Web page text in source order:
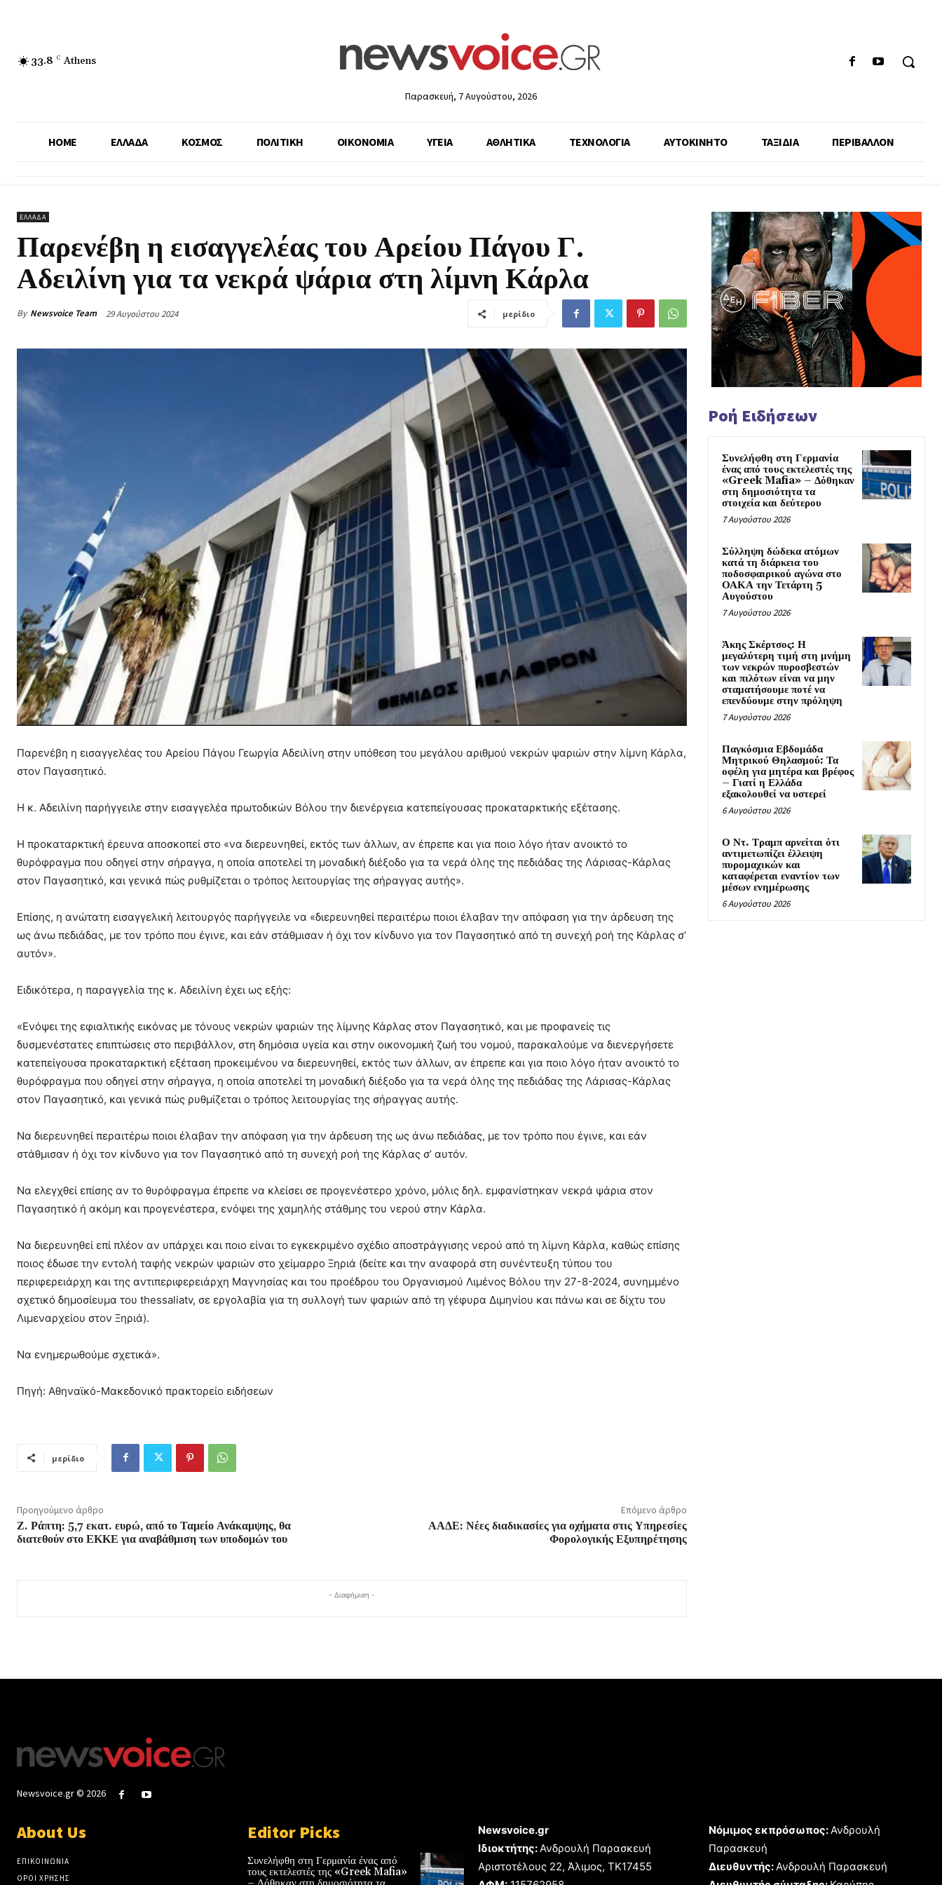
33.8 C Athens
Παρασκευή, 7 Αυγούστου, 2026
HOME ΕΛΛΑΔΑ ΚΟΣΜΟΣ ΠΟΛΙΤΙΚΗ ΟΙΚΟΝΟΜΙΑ ΥΓΕΙΑ ΑΘΛΗΤΙΚΑ ΤΕΧΝΟΛΟΓΙΑ ΑΥΤΟΚΙΝΗΤΟ ΤΑΞΙΔΙΑ ΠΕΡΙΒΑΛΛΟΝ
ΕΛΛΑΔΑ
Παρενέβη η εισαγγελέας του Αρείου Πάγου Γ.
Αδειλίνη για τα νεκρά ψάρια στη λίμνη Κάρλα
By Newsvoice Team 29 Αυγούστου 2024 μερίδιο
Παρενέβη η εισαγγελέας του Αρείου Πάγου Γεωργία Αδειλίνη στην υπόθεση του μεγάλου αριθμού νεκρών ψαριών στην λίμνη Κάρλα,
στον Παγασητικό.
Η κ. Αδειλίνη παρήγγειλε στην εισαγγελέα πρωτοδικών Βόλου την διενέργεια κατεπείγουσας προκαταρκτικής εξέτασης.
Η προκαταρκτική έρευνα αποσκοπεί στο «να διερευνηθεί, εκτός των άλλων, αν έπρεπε και για ποιο λόγο ήταν ανοικτό το
θυρόφραγμα που οδηγεί στην σήραγγα, η οποία αποτελεί τη μοναδική διέξοδο για τα νερά όλης της πεδιάδας της Λάρισας-Κάρλας
στον Παγασητικό, και γενικά πώς ρυθμίζεται ο τρόπος λειτουργίας της σήραγγας αυτής».
Επίσης, η ανώτατη εισαγγελική λειτουργός παρήγγειλε να «διερευνηθεί περαιτέρω ποιοι έλαβαν την απόφαση για την άρδευση της
ως άνω πεδιάδας, με τον τρόπο που έγινε, και εάν στάθμισαν ή όχι τον κίνδυνο για τον Παγασητικό από τη συνεχή ροή της Κάρλας σ’
αυτόν».
Ειδικότερα, η παραγγελία της κ. Αδειλίνη έχει ως εξής:
«Ενόψει της εφιαλτικής εικόνας με τόνους νεκρών ψαριών της λίμνης Κάρλας στον Παγασητικό, και με προφανείς τις
δυσμενέστατες επιπτώσεις στο περιβάλλον, στη δημόσια υγεία και στην οικονομική ζωή του νομού, παρακαλούμε να διενεργήσετε
κατεπείγουσα προκαταρκτική εξέταση προκειμένου να διερευνηθεί, εκτός των άλλων, αν έπρεπε και για ποιο λόγο ήταν ανοικτό το
θυρόφραγμα που οδηγεί στην σήραγγα, η οποία αποτελεί τη μοναδική διέξοδο για τα νερά όλης της πεδιάδας της Λάρισας-Κάρλας
στον Παγασητικό, και γενικά πώς ρυθμίζεται ο τρόπος λειτουργίας της σήραγγας αυτής.
Να διερευνηθεί περαιτέρω ποιοι έλαβαν την απόφαση για την άρδευση της ως άνω πεδιάδας, με τον τρόπο που έγινε, και εάν
στάθμισαν ή όχι τον κίνδυνο για τον Παγασητικό από τη συνεχή ροή της Κάρλας σ’ αυτόν.
Να ελεγχθεί επίσης αν το θυρόφραγμα έπρεπε να κλείσει σε προγενέστερο χρόνο, μόλις δηλ. εμφανίστηκαν νεκρά ψάρια στον
Παγασητικό ή ακόμη και προγενέστερα, ενόψει της χαμηλής στάθμης του νερού στην Κάρλα.
Να διερευνηθεί επί πλέον αν υπάρχει και ποιο είναι το εγκεκριμένο σχέδιο αποστράγγισης νερού από τη λίμνη Κάρλα, καθώς επίσης
ποιος έδωσε την εντολή ταφής νεκρών ψαριών στο χείμαρρο Ξηριά (δείτε και την αναφορά στη συνέντευξη τύπου του
περιφερειάρχη και της αντιπεριφερειάρχη Μαγνησίας και του προέδρου του Οργανισμού Λιμένος Βόλου την 27-8-2024, συνημμένο
σχετικό δημοσίευμα του thessaliatv, σε εργολαβία για τη συλλογή των ψαριών από τη γέφυρα Διμηνίου και πάνω και σε δίχτυ του
Λιμεναρχείου στον Ξηριά).
Να ενημερωθούμε σχετικά».
Πηγή: Αθηναϊκό-Μακεδονικό πρακτορείο ειδήσεων
μερίδιο
Προηγούμενο άρθρο
Ζ. Ράπτη: 5,7 εκατ. ευρώ, από το Ταμείο Ανάκαμψης, θα
διατεθούν στο ΕΚΚΕ για αναβάθμιση των υποδομών του
Επόμενο άρθρο
ΑΑΔΕ: Νέες διαδικασίες για οχήματα στις Υπηρεσίες
Φορολογικής Εξυπηρέτησης
- Διαφήμιση -
Ροή Ειδήσεων
Συνελήφθη στη Γερμανία
ένας από τους εκτελεστές της
«Greek Mafia» – Δόθηκαν
στη δημοσιότητα τα
στοιχεία και δεύτερου
7 Αυγούστου 2026
Σύλληψη δώδεκα ατόμων
κατά τη διάρκεια του
ποδοσφαιρικού αγώνα στο
ΟΑΚΑ την Τετάρτη 5
Αυγούστου
7 Αυγούστου 2026
Άκης Σκέρτσος: Η
μεγαλύτερη τιμή στη μνήμη
των νεκρών πυροσβεστών
και πιλότων είναι να μην
σταματήσουμε ποτέ να
επενδύουμε στην πρόληψη
7 Αυγούστου 2026
Παγκόσμια Εβδομάδα
Μητρικού Θηλασμού: Τα
οφέλη για μητέρα και βρέφος
– Γιατί η Ελλάδα
εξακολουθεί να υστερεί
6 Αυγούστου 2026
Ο Ντ. Τραμπ αρνείται ότι
αντιμετωπίζει έλλειψη
πυρομαχικών και
καταφέρεται εναντίον των
μέσων ενημέρωσης
6 Αυγούστου 2026
Newsvoice.gr © 2026
About Us
ΕΠΙΚΟΙΝΩΝΙΑ
ΟΡΟΙ ΧΡΗΣΗΣ
Editor Picks
Συνελήφθη στη Γερμανία ένας από
τους εκτελεστές της «Greek Mafia»
Newsvoice.gr
Ιδιοκτήτης:Ανδρουλή Παρασκευή
Αριστοτέλους 22, Άλιμος, TK17455
Νόμιμος εκπρόσωπος:Ανδρουλή
Παρασκευή
Διευθυντής:Ανδρουλή Παρασκευή